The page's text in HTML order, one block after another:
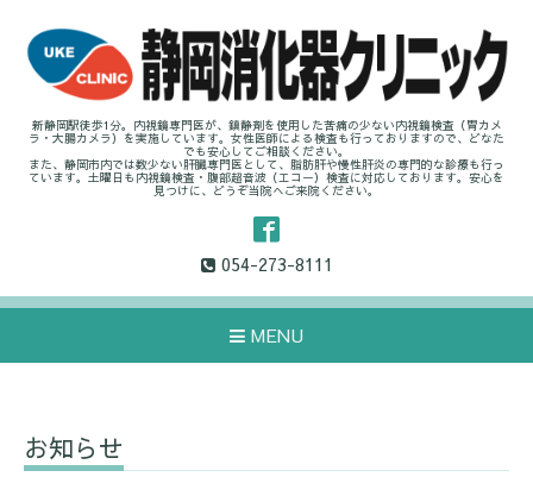
新静岡駅徒歩1分。内視鏡専門医が、鎮静剤を使用した苦痛の少ない内視鏡検査（胃カメ
ラ・大腸カメラ）を実施しています。女性医師による検査も行っておりますので、どなた
でも安心してご相談ください。
また、静岡市内では数少ない肝臓専門医として、脂肪肝や慢性肝炎の専門的な診療も行っ
ています。土曜日も内視鏡検査・腹部超音波（エコー）検査に対応しております。安心を
見つけに、どうぞ当院へご来院ください。
054-273-8111
MENU
お知らせ